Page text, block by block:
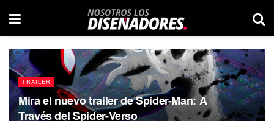
TRAILER
Mira el nuevo trailer de Spider-Man: A
Través del Spider-Verso